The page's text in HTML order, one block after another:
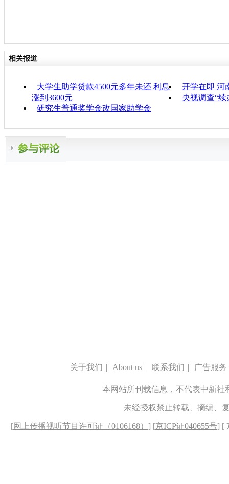
相关报道
大学生助学贷款4500元多年未还 利息
涨到3600元
开学在即 河
央视调查“续
研究生普通奖学金改国家助学金
关于我们 | About us | 联系我们 | 广告服务
本网站所刊载信息，不代表中新
未经授权禁止转载、摘编、
[网上传播视听节目许可证（0106168） ] [京ICP证040655号] [